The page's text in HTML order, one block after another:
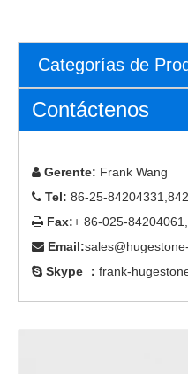
Categorías de
Contáctenos
 Gerente: Frank Wang
 Tel: 86-25-
 Fax:+ 86-025-
 Email:
 Skype ： frank-